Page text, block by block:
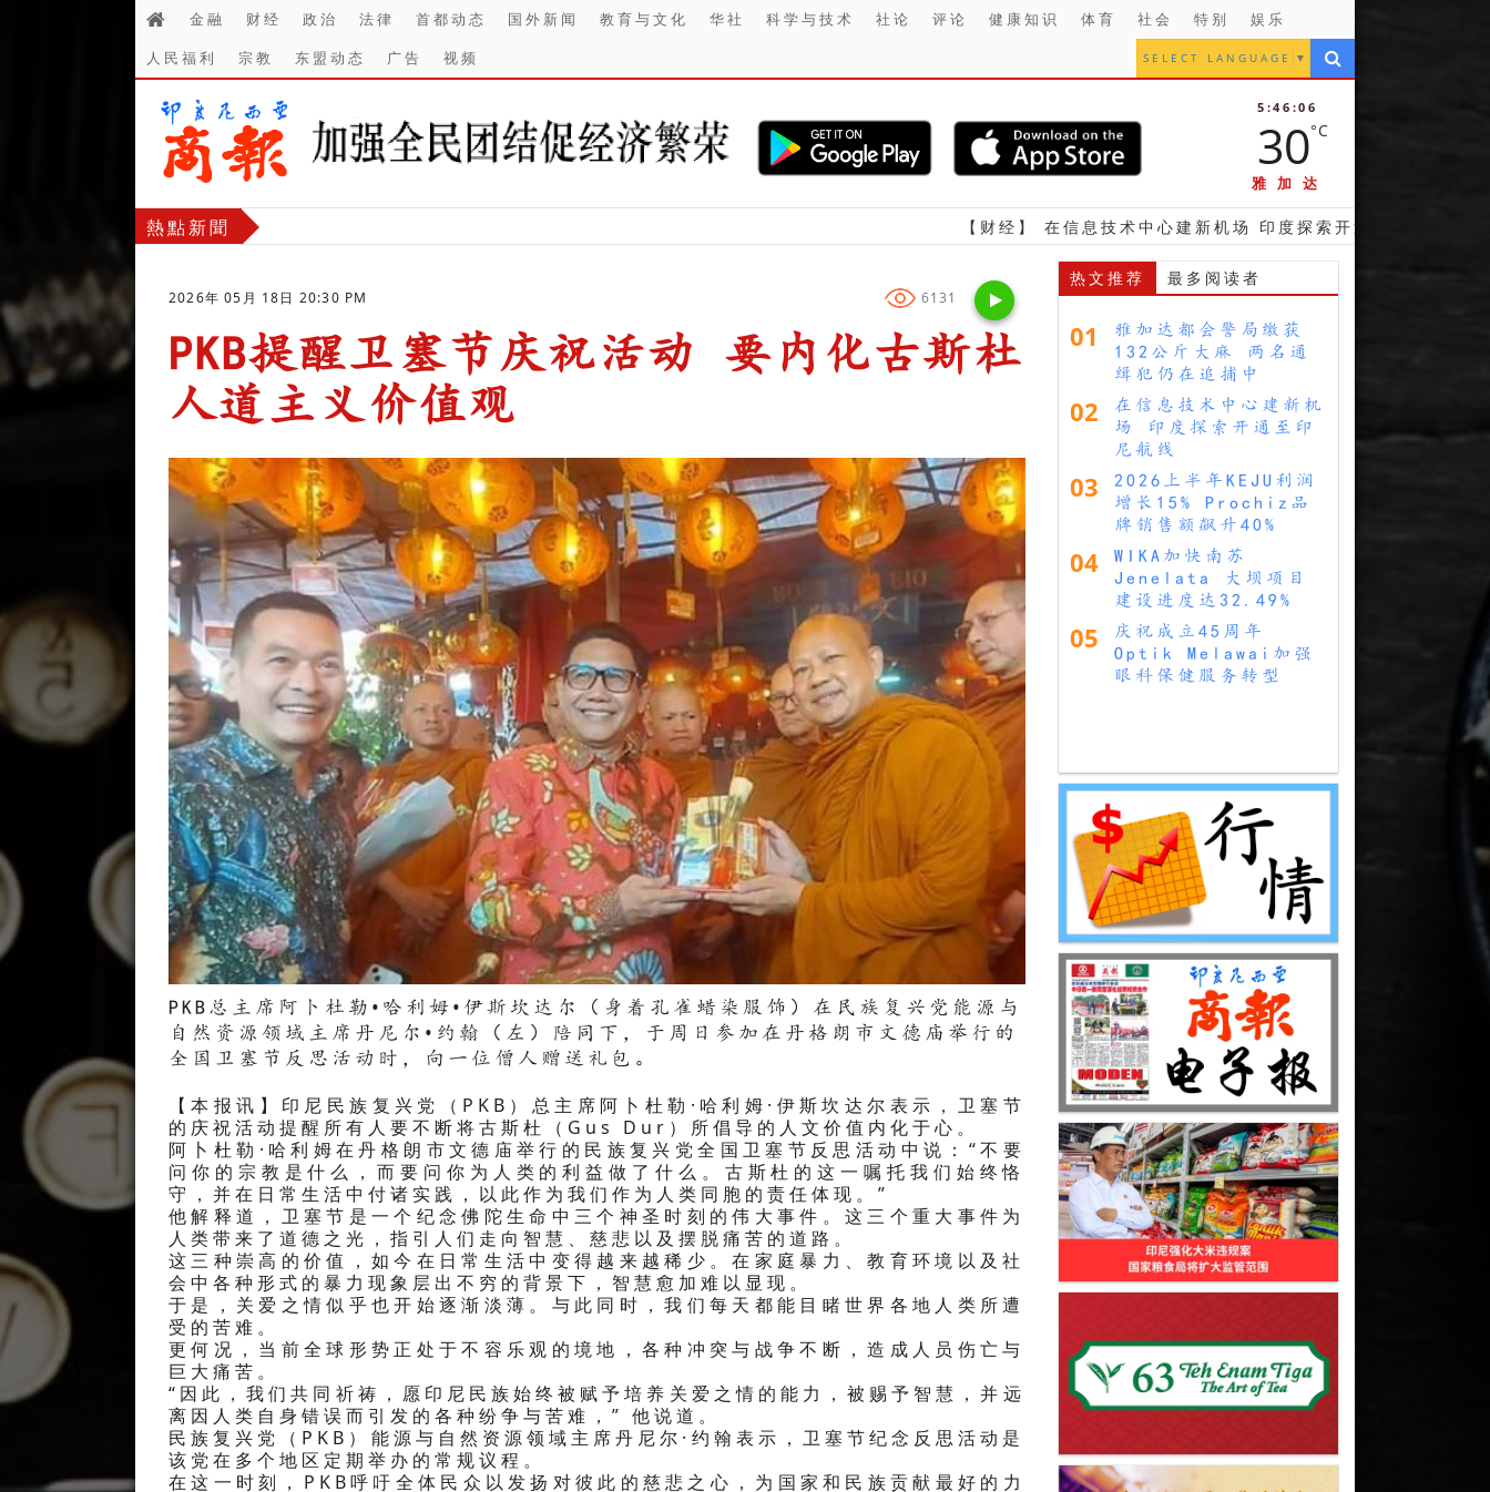
金融 财经 政治 法律 首都动态 国外新闻 教育与文化 华社 科学与技术 社论 评论 健康知识 体育 社会 特别
娱乐
人民福利
宗教 东盟动态 广告 视频 SELECT LANGUAGE ▼
5:46:08
30°C
雅加达
熱點新聞 【财经】 在信息技术中心建新机场 印度探索开通至印尼航线
2026年 05月 18日 20:30 PM 6131
PKB提醒卫塞节庆祝活动 要内化古斯杜
人道主义价值观
PKB总主席阿卜杜勒•哈利姆•伊斯坎达尔（身着孔雀蜡染服饰）在民族复兴党能源与
自然资源领域主席丹尼尔•约翰（左）陪同下，于周日参加在丹格朗市文德庙举行的
全国卫塞节反思活动时，向一位僧人赠送礼包。
【本报讯】印尼民族复兴党（PKB）总主席阿卜杜勒·哈利姆·伊斯坎达尔表示，卫塞节
的庆祝活动提醒所有人要不断将古斯杜（Gus Dur）所倡导的人文价值内化于心。
阿卜杜勒·哈利姆在丹格朗市文德庙举行的民族复兴党全国卫塞节反思活动中说：“不要
问你的宗教是什么，而要问你为人类的利益做了什么。古斯杜的这一嘱托我们始终恪
守，并在日常生活中付诸实践，以此作为我们作为人类同胞的责任体现。”
他解释道，卫塞节是一个纪念佛陀生命中三个神圣时刻的伟大事件。这三个重大事件为
人类带来了道德之光，指引人们走向智慧、慈悲以及摆脱痛苦的道路。
这三种崇高的价值，如今在日常生活中变得越来越稀少。在家庭暴力、教育环境以及社
会中各种形式的暴力现象层出不穷的背景下，智慧愈加难以显现。
于是，关爱之情似乎也开始逐渐淡薄。与此同时，我们每天都能目睹世界各地人类所遭
受的苦难。
更何况，当前全球形势正处于不容乐观的境地，各种冲突与战争不断，造成人员伤亡与
巨大痛苦。
“因此，我们共同祈祷，愿印尼民族始终被赋予培养关爱之情的能力，被赐予智慧，并远
离因人类自身错误而引发的各种纷争与苦难，” 他说道。
民族复兴党（PKB）能源与自然资源领域主席丹尼尔·约翰表示，卫塞节纪念反思活动是
该党在多个地区定期举办的常规议程。
在这一时刻，PKB呼吁全体民众以发扬对彼此的慈悲之心，为国家和民族贡献最好的力
热文推荐 最多阅读者
01
雅加达都会警局缴获
132公斤大麻 两名通
缉犯仍在追捕中
02
在信息技术中心建新机
场 印度探索开通至印
尼航线
03
2026上半年KEJU利润
增长15% Prochiz品
牌销售额飙升40%
04
WIKA加快南苏
Jenelata 大坝项目
建设进度达32.49%
05
庆祝成立45周年
Optik Melawai加强
眼科保健服务转型